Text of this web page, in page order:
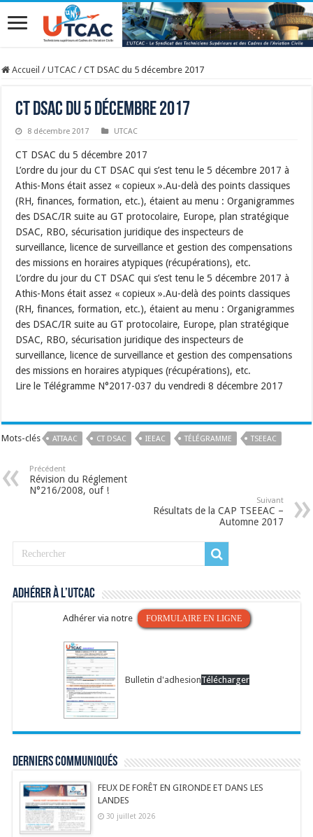
Accueil / UTCAC / CT DSAC du 5 décembre 2017
CT DSAC du 5 décembre 2017
8 décembre 2017 UTCAC
CT DSAC du 5 décembre 2017
L’ordre du jour du CT DSAC qui s’est tenu le 5 décembre 2017 à
Athis-Mons était assez « copieux ».Au-delà des points classiques
(RH, finances, formation, etc.), étaient au menu : Organigrammes
des DSAC/IR suite au GT protocolaire, Europe, plan stratégique
DSAC, RBO, sécurisation juridique des inspecteurs de
surveillance, licence de surveillance et gestion des compensations
des missions en horaires atypiques (récupérations), etc.
L’ordre du jour du CT DSAC qui s’est tenu le 5 décembre 2017 à
Athis-Mons était assez « copieux ».Au-delà des points classiques
(RH, finances, formation, etc.), étaient au menu : Organigrammes
des DSAC/IR suite au GT protocolaire, Europe, plan stratégique
DSAC, RBO, sécurisation juridique des inspecteurs de
surveillance, licence de surveillance et gestion des compensations
des missions en horaires atypiques (récupérations), etc.
Lire le Télégramme N°2017-037 du vendredi 8 décembre 2017
Mots-clés ATTAAC CT DSAC IEEAC TÉLÉGRAMME TSEEAC
Précédent
Révision du Réglement
N°216/2008, ouf !
Suivant
Résultats de la CAP TSEEAC –
Automne 2017
Adhérer à l’UTCAC
Adhérer via notre FORMULAIRE EN LIGNE
Bulletin d'adhesionTélécharger
Derniers communiqués
FEUX DE FORÊT EN GIRONDE ET DANS LES
LANDES
30 juillet 2026